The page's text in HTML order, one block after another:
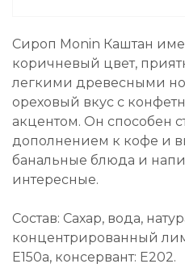
Сироп Monin Каштан
коричневый цвет,
легкими древесными
ореховый вкус с
акцентом. Он способен
дополнением к кофе и
банальные блюда и
интересные.
Состав: Сахар, вода,
концентрированный
E150a, консервант: E202.